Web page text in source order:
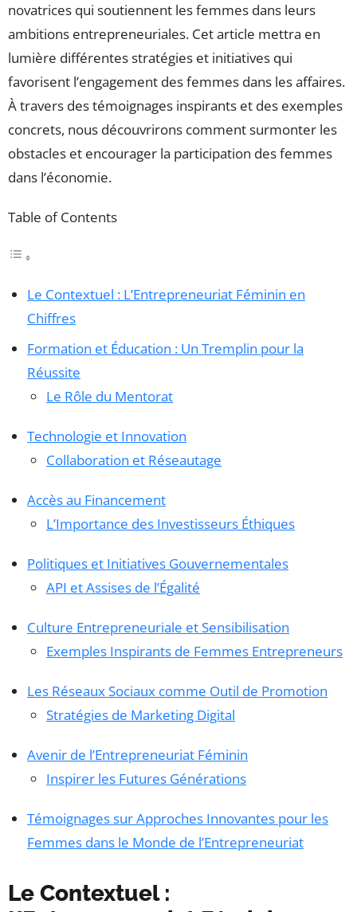
novatrices qui soutiennent les femmes dans leurs
ambitions entrepreneuriales. Cet article mettra en
lumière différentes stratégies et initiatives qui
favorisent l’engagement des femmes dans les affaires.
À travers des témoignages inspirants et des exemples
concrets, nous découvrirons comment surmonter les
obstacles et encourager la participation des femmes
dans l’économie.
Table of Contents
Le Contextuel : L’Entrepreneuriat Féminin en
Chiffres
Formation et Éducation : Un Tremplin pour la
Réussite
Le Rôle du Mentorat
Technologie et Innovation
Collaboration et Réseautage
Accès au Financement
L’Importance des Investisseurs Éthiques
Politiques et Initiatives Gouvernementales
API et Assises de l’Égalité
Culture Entrepreneuriale et Sensibilisation
Exemples Inspirants de Femmes Entrepreneurs
Les Réseaux Sociaux comme Outil de Promotion
Stratégies de Marketing Digital
Avenir de l’Entrepreneuriat Féminin
Inspirer les Futures Générations
Témoignages sur Approches Innovantes pour les
Femmes dans le Monde de l’Entrepreneuriat
Le Contextuel :